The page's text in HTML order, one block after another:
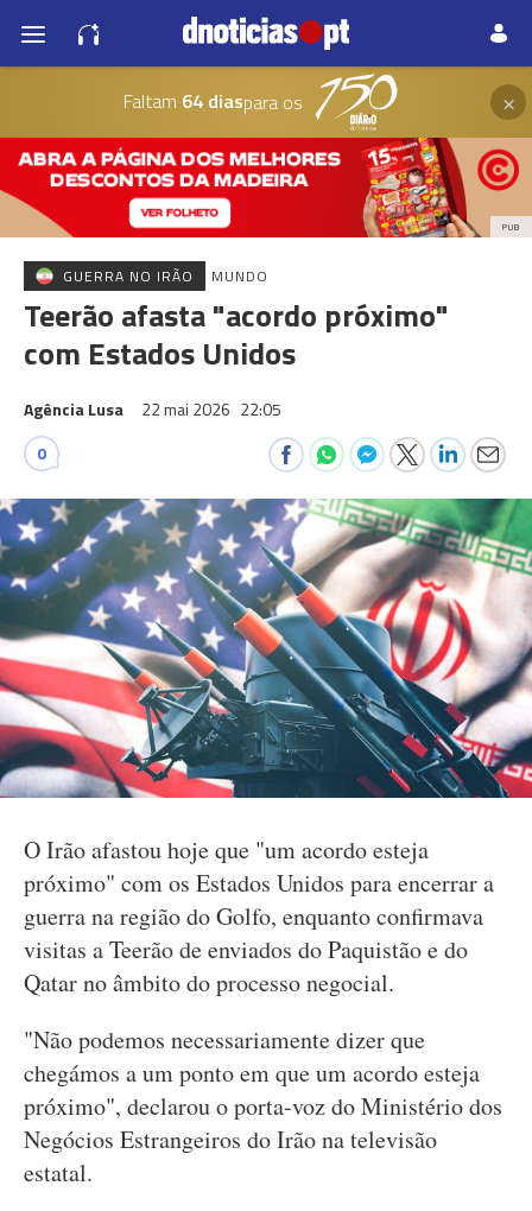
Faltam 64 diaspara os ×
PUB
GUERRA NO IRÃO MUNDO
Teerão afasta "acordo próximo"
com Estados Unidos
Agência Lusa 22 mai 2026 22:05
0
O Irão afastou hoje que "um acordo esteja
próximo" com os Estados Unidos para encerrar a
guerra na região do Golfo, enquanto confirmava
visitas a Teerão de enviados do Paquistão e do
Qatar no âmbito do processo negocial.
"Não podemos necessariamente dizer que
chegámos a um ponto em que um acordo esteja
próximo", declarou o porta-voz do Ministério dos
Negócios Estrangeiros do Irão na televisão
estatal.